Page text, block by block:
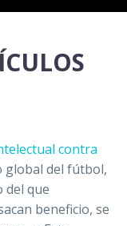
contra
global del fútbol,
del que
beneficio, se